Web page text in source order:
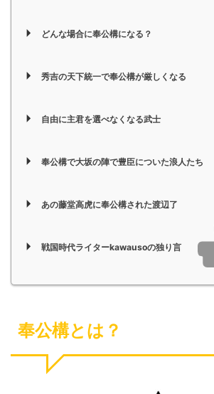
どんな場合に奉公構になる？
秀吉の天下統一で奉公構が厳しくなる
自由に主君を選べなくなる武士
奉公構で大坂の陣で豊臣についた浪人たち
あの藤堂高虎に奉公構された渡辺了
戦国時代ライターkawausoの独り言
奉公構とは？